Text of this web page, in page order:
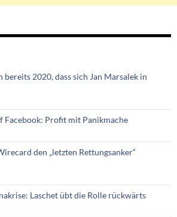
2020, dass sich Jan Marsalek in
Facebook: Profit mit Panikmache
den „letzten Rettungsanker“
Laschet übt die Rolle rückwärts